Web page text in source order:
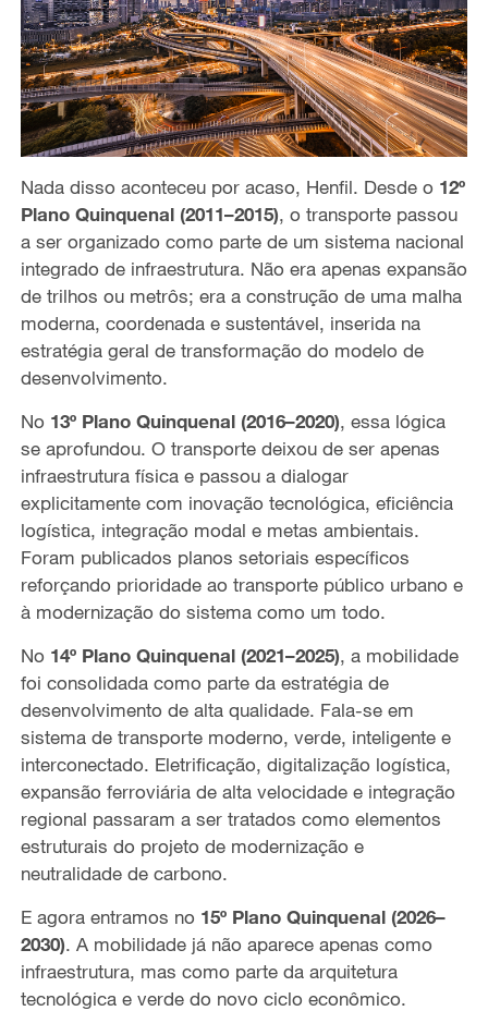
Nada disso aconteceu por acaso, Henfil. Desde o 12º
Plano Quinquenal (2011–2015), o transporte passou
a ser organizado como parte de um sistema nacional
integrado de infraestrutura. Não era apenas expansão
de trilhos ou metrôs; era a construção de uma malha
moderna, coordenada e sustentável, inserida na
estratégia geral de transformação do modelo de
desenvolvimento.
No 13º Plano Quinquenal (2016–2020), essa lógica
se aprofundou. O transporte deixou de ser apenas
infraestrutura física e passou a dialogar
explicitamente com inovação tecnológica, eficiência
logística, integração modal e metas ambientais.
Foram publicados planos setoriais específicos
reforçando prioridade ao transporte público urbano e
à modernização do sistema como um todo.
No 14º Plano Quinquenal (2021–2025), a mobilidade
foi consolidada como parte da estratégia de
desenvolvimento de alta qualidade. Fala-se em
sistema de transporte moderno, verde, inteligente e
interconectado. Eletrificação, digitalização logística,
expansão ferroviária de alta velocidade e integração
regional passaram a ser tratados como elementos
estruturais do projeto de modernização e
neutralidade de carbono.
E agora entramos no 15º Plano Quinquenal (2026–
2030). A mobilidade já não aparece apenas como
infraestrutura, mas como parte da arquitetura
tecnológica e verde do novo ciclo econômico.